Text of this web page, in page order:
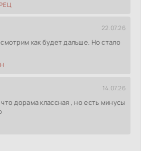
22.07.26
как будет дальше. Но стало
14.07.26
дорама классная , но есть минусы